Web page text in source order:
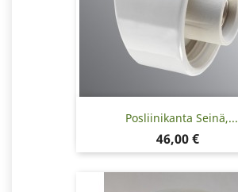
Posliinikanta Seinä,...
Hinta
46,00 €